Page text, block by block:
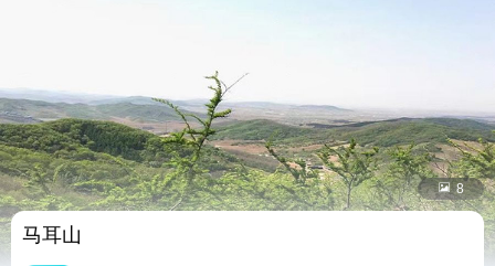
 8
马耳山